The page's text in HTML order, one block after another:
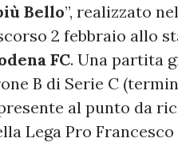
Bello”, realizzato
2 febbraio allo
FC. Una partita
B di Serie C
al punto da
Lega Pro